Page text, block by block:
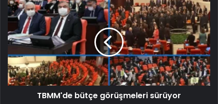
TBMM'de bütçe görüşmeleri sürüyor